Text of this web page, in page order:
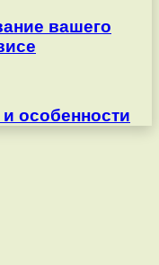
вашего
особенности